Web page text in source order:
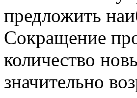
предложить
Сокращение
количество
значительно